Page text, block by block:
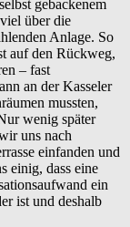
gebackenem
über die
Anlage. So
auf den Rückweg,
– fast
an der Kasseler
mussten,
wenig später
uns nach
einfanden und
einig, dass eine
ein
ist und deshalb